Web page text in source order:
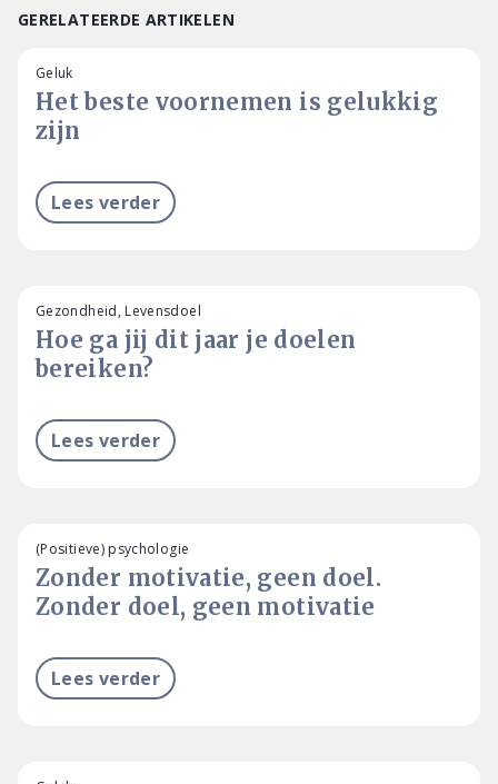
GERELATEERDE ARTIKELEN
Het beste voornemen is gelukkig
zijn
Geluk
Lees verder
Hoe ga jij dit jaar je doelen
bereiken?
Gezondheid, Levensdoel
Lees verder
Zonder motivatie, geen doel.
Zonder doel, geen motivatie
(Positieve) psychologie
Lees verder